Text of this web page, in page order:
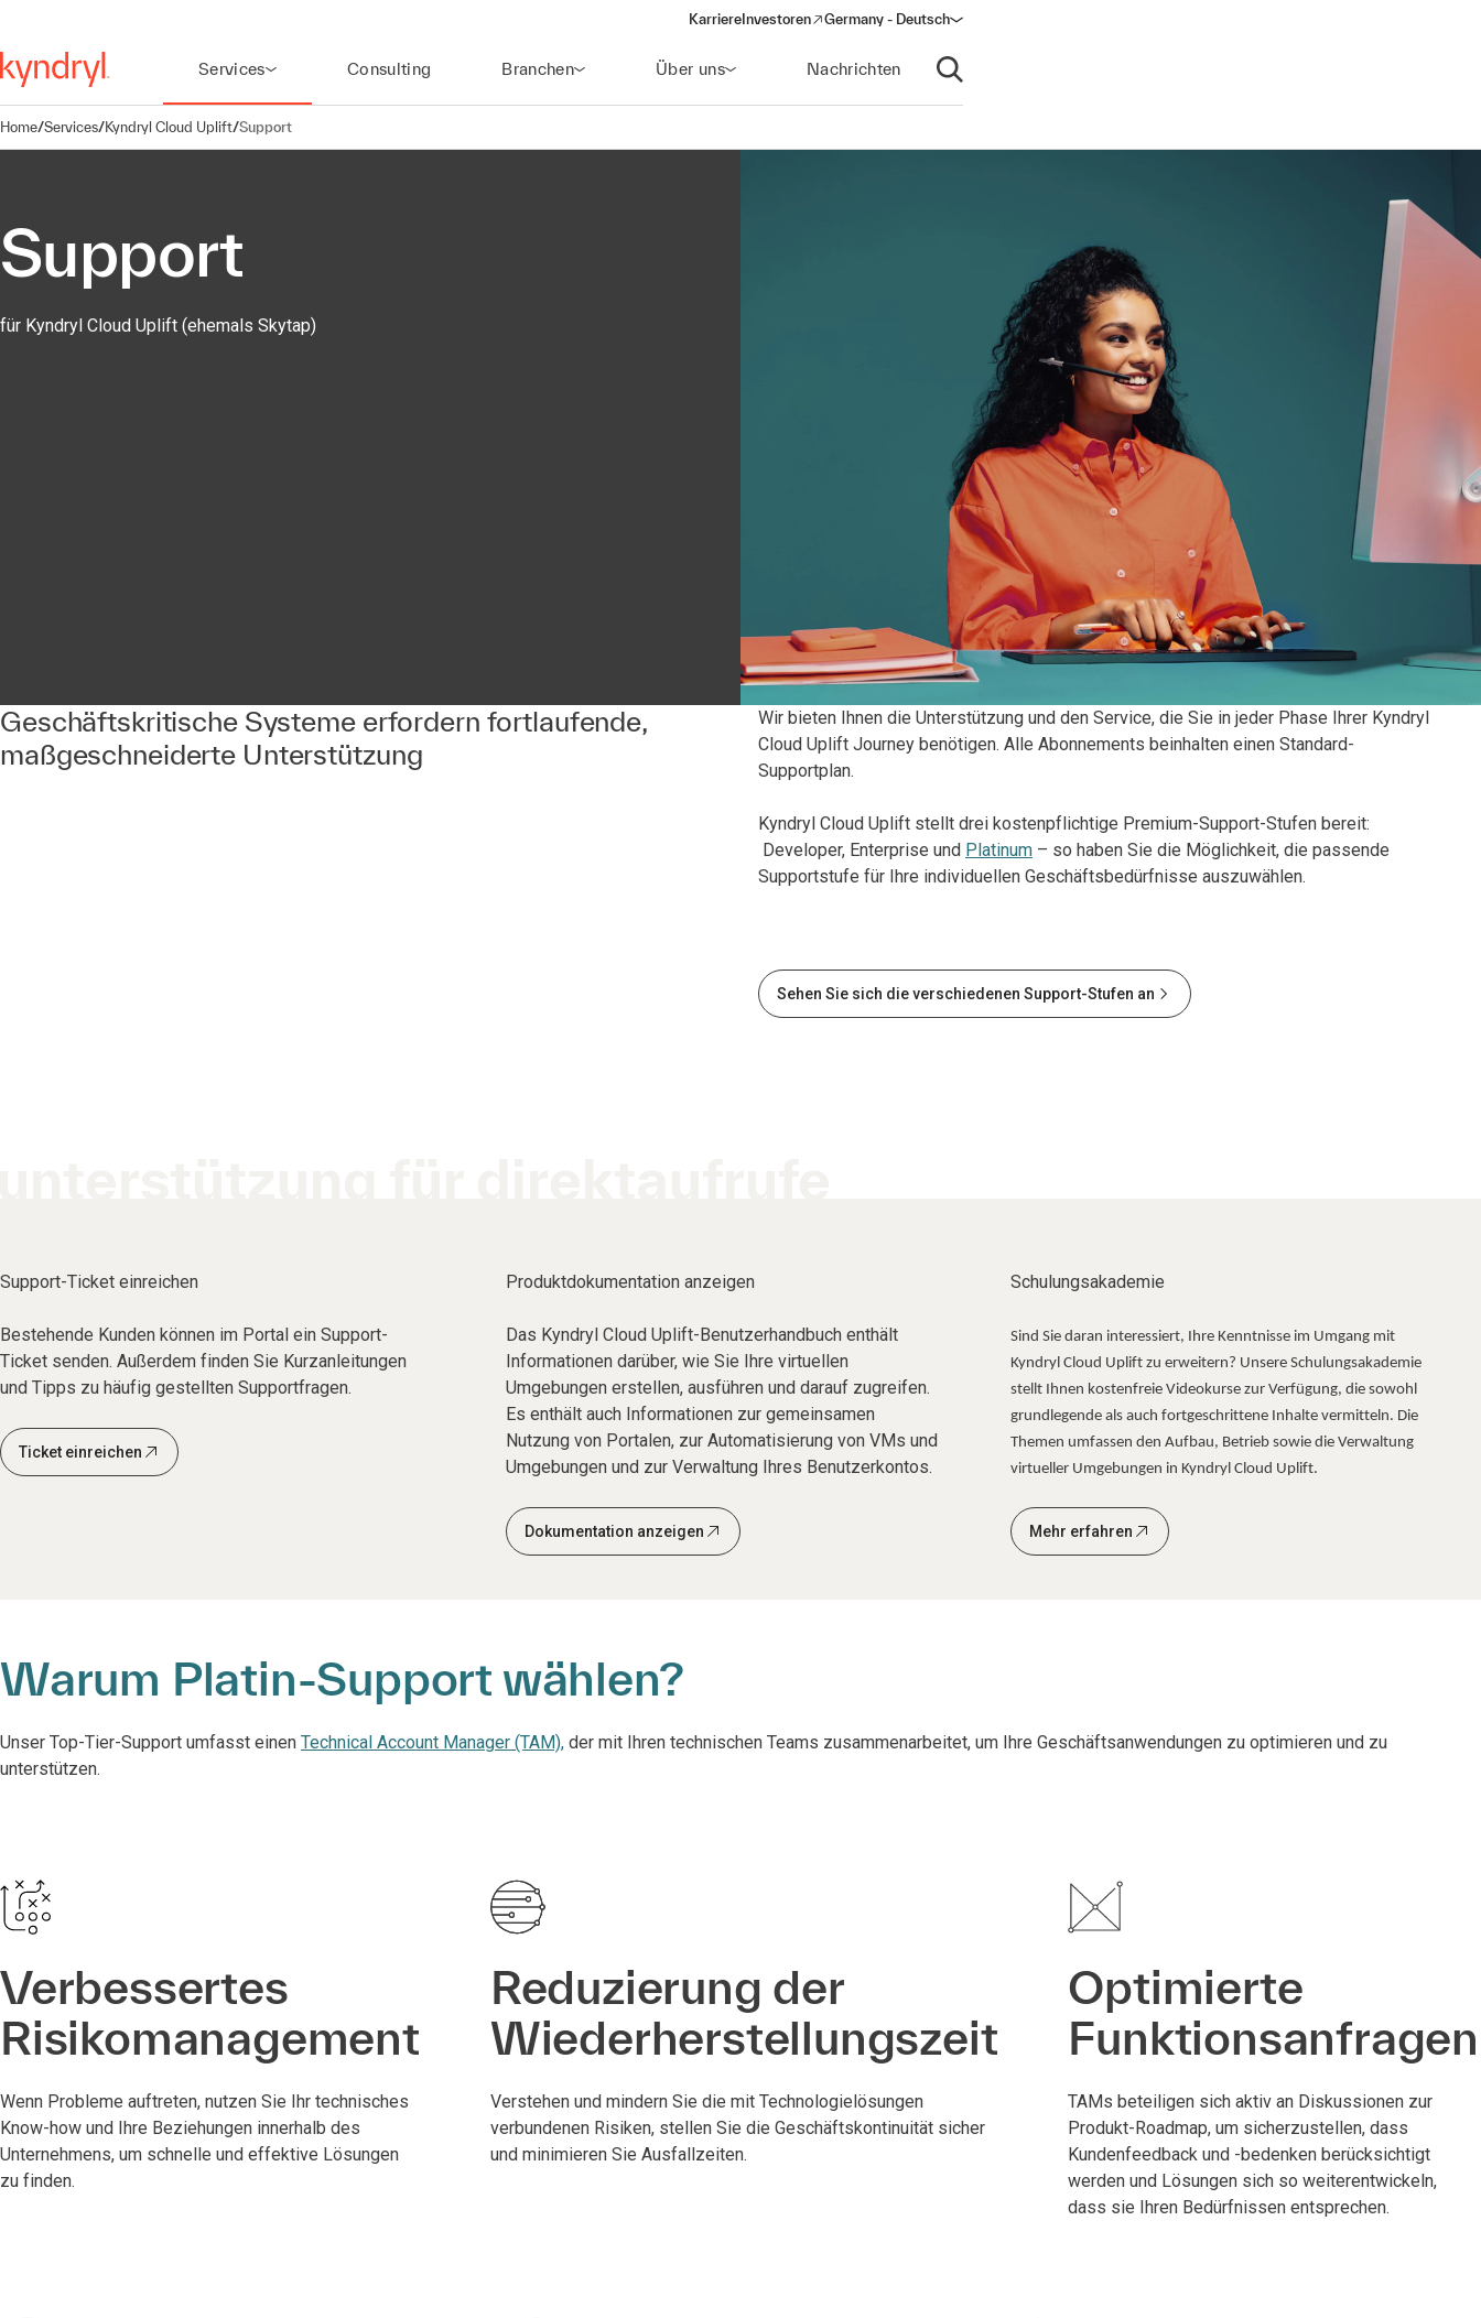
KarriereInvestoren
(opens in a new window)
Germany - Deutsch
Services Consulting Branchen Über uns Nachrichten
Suche öffnen
Home/Services/Kyndryl Cloud Uplift/Support
Support
für Kyndryl Cloud Uplift (ehemals Skytap)
Geschäftskritische Systeme erfordern fortlaufende,
maßgeschneiderte Unterstützung
Wir bieten Ihnen die Unterstützung und den Service, die Sie in jeder Phase Ihrer Kyndryl
Cloud Uplift Journey benötigen. Alle Abonnements beinhalten einen Standard-
Supportplan.
Kyndryl Cloud Uplift stellt drei kostenpflichtige Premium-Support-Stufen bereit:
Developer, Enterprise und Platinum – so haben Sie die Möglichkeit, die passende
Supportstufe für Ihre individuellen Geschäftsbedürfnisse auszuwählen.
Sehen Sie sich die verschiedenen Support-Stufen an
Support-Ticket einreichen
Bestehende Kunden können im Portal ein Support-
Ticket senden. Außerdem finden Sie Kurzanleitungen
und Tipps zu häufig gestellten Supportfragen.
Ticket einreichen
Produktdokumentation anzeigen
Das Kyndryl Cloud Uplift-Benutzerhandbuch enthält
Informationen darüber, wie Sie Ihre virtuellen
Umgebungen erstellen, ausführen und darauf zugreifen.
Es enthält auch Informationen zur gemeinsamen
Nutzung von Portalen, zur Automatisierung von VMs und
Umgebungen und zur Verwaltung Ihres Benutzerkontos.
Dokumentation anzeigen
Schulungsakademie
Sind Sie daran interessiert, Ihre Kenntnisse im Umgang mit
Kyndryl Cloud Uplift zu erweitern? Unsere Schulungsakademie
stellt Ihnen kostenfreie Videokurse zur Verfügung, die sowohl
grundlegende als auch fortgeschrittene Inhalte vermitteln. Die
Themen umfassen den Aufbau, Betrieb sowie die Verwaltung
virtueller Umgebungen in Kyndryl Cloud Uplift.
Mehr erfahren
Warum Platin-Support wählen?
Unser Top-Tier-Support umfasst einen Technical Account Manager (TAM), der mit Ihren technischen Teams zusammenarbeitet, um Ihre Geschäftsanwendungen zu optimieren und zu
unterstützen.
Verbessertes
Risikomanagement
Wenn Probleme auftreten, nutzen Sie Ihr technisches
Know-how und Ihre Beziehungen innerhalb des
Unternehmens, um schnelle und effektive Lösungen
zu finden.
Reduzierung der
Wiederherstellungszeit
Verstehen und mindern Sie die mit Technologielösungen
verbundenen Risiken, stellen Sie die Geschäftskontinuität sicher
und minimieren Sie Ausfallzeiten.
Optimierte
Funktionsanfragen
TAMs beteiligen sich aktiv an Diskussionen zur
Produkt-Roadmap, um sicherzustellen, dass
Kundenfeedback und -bedenken berücksichtigt
werden und Lösungen sich so weiterentwickeln,
dass sie Ihren Bedürfnissen entsprechen.